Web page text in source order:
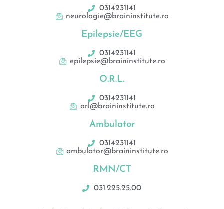
0314231141
neurologie@braininstitute.ro
Epilepsie/EEG
0314231141
epilepsie@braininstitute.ro
O.R.L.
0314231141
orl@braininstitute.ro
Ambulator
0314231141
ambulator@braininstitute.ro
RMN/CT
031.225.25.00